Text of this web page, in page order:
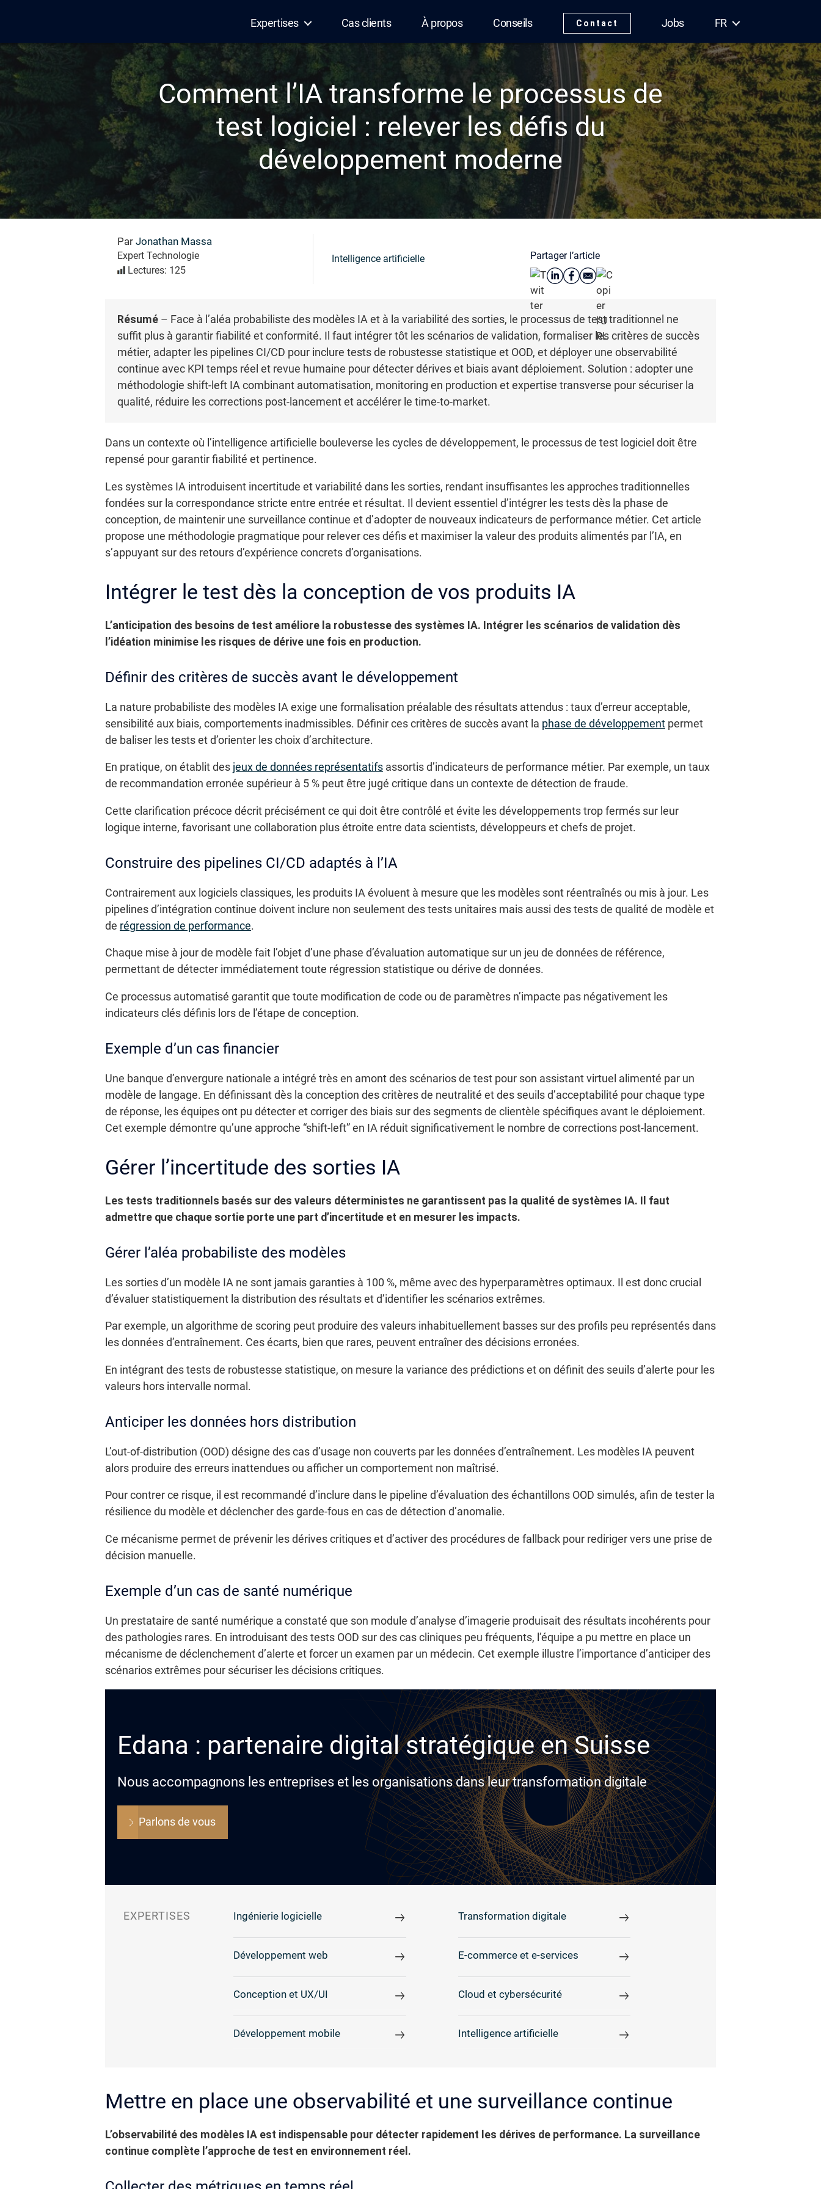
Expertises Cas clients À propos Conseils Contact Jobs FR
Comment l’IA transforme le processus de
test logiciel : relever les défis du
développement moderne
Par Jonathan Massa
Expert Technologie
Lectures: 125
Intelligence artificielle Partager l’article
Résumé – Face à l’aléa probabiliste des modèles IA et à la variabilité des sorties, le processus de test traditionnel ne
suffit plus à garantir fiabilité et conformité. Il faut intégrer tôt les scénarios de validation, formaliser les critères de succès
métier, adapter les pipelines CI/CD pour inclure tests de robustesse statistique et OOD, et déployer une observabilité
continue avec KPI temps réel et revue humaine pour détecter dérives et biais avant déploiement. Solution : adopter une
méthodologie shift-left IA combinant automatisation, monitoring en production et expertise transverse pour sécuriser la
qualité, réduire les corrections post-lancement et accélérer le time-to-market.
Dans un contexte où l’intelligence artificielle bouleverse les cycles de développement, le processus de test logiciel doit être
repensé pour garantir fiabilité et pertinence.
Les systèmes IA introduisent incertitude et variabilité dans les sorties, rendant insuffisantes les approches traditionnelles
fondées sur la correspondance stricte entre entrée et résultat. Il devient essentiel d’intégrer les tests dès la phase de
conception, de maintenir une surveillance continue et d’adopter de nouveaux indicateurs de performance métier. Cet article
propose une méthodologie pragmatique pour relever ces défis et maximiser la valeur des produits alimentés par l’IA, en
s’appuyant sur des retours d’expérience concrets d’organisations.
Intégrer le test dès la conception de vos produits IA
L’anticipation des besoins de test améliore la robustesse des systèmes IA. Intégrer les scénarios de validation dès
l’idéation minimise les risques de dérive une fois en production.
Définir des critères de succès avant le développement
La nature probabiliste des modèles IA exige une formalisation préalable des résultats attendus : taux d’erreur acceptable,
sensibilité aux biais, comportements inadmissibles. Définir ces critères de succès avant la phase de développement permet
de baliser les tests et d’orienter les choix d’architecture.
En pratique, on établit des jeux de données représentatifs assortis d’indicateurs de performance métier. Par exemple, un taux
de recommandation erronée supérieur à 5 % peut être jugé critique dans un contexte de détection de fraude.
Cette clarification précoce décrit précisément ce qui doit être contrôlé et évite les développements trop fermés sur leur
logique interne, favorisant une collaboration plus étroite entre data scientists, développeurs et chefs de projet.
Construire des pipelines CI/CD adaptés à l’IA
Contrairement aux logiciels classiques, les produits IA évoluent à mesure que les modèles sont réentraînés ou mis à jour. Les
pipelines d’intégration continue doivent inclure non seulement des tests unitaires mais aussi des tests de qualité de modèle et
de régression de performance.
Chaque mise à jour de modèle fait l’objet d’une phase d’évaluation automatique sur un jeu de données de référence,
permettant de détecter immédiatement toute régression statistique ou dérive de données.
Ce processus automatisé garantit que toute modification de code ou de paramètres n’impacte pas négativement les
indicateurs clés définis lors de l’étape de conception.
Exemple d’un cas financier
Une banque d’envergure nationale a intégré très en amont des scénarios de test pour son assistant virtuel alimenté par un
modèle de langage. En définissant dès la conception des critères de neutralité et des seuils d’acceptabilité pour chaque type
de réponse, les équipes ont pu détecter et corriger des biais sur des segments de clientèle spécifiques avant le déploiement.
Cet exemple démontre qu’une approche “shift-left” en IA réduit significativement le nombre de corrections post-lancement.
Gérer l’incertitude des sorties IA
Les tests traditionnels basés sur des valeurs déterministes ne garantissent pas la qualité de systèmes IA. Il faut
admettre que chaque sortie porte une part d’incertitude et en mesurer les impacts.
Gérer l’aléa probabiliste des modèles
Les sorties d’un modèle IA ne sont jamais garanties à 100 %, même avec des hyperparamètres optimaux. Il est donc crucial
d’évaluer statistiquement la distribution des résultats et d’identifier les scénarios extrêmes.
Par exemple, un algorithme de scoring peut produire des valeurs inhabituellement basses sur des profils peu représentés dans
les données d’entraînement. Ces écarts, bien que rares, peuvent entraîner des décisions erronées.
En intégrant des tests de robustesse statistique, on mesure la variance des prédictions et on définit des seuils d’alerte pour les
valeurs hors intervalle normal.
Anticiper les données hors distribution
L’out-of-distribution (OOD) désigne des cas d’usage non couverts par les données d’entraînement. Les modèles IA peuvent
alors produire des erreurs inattendues ou afficher un comportement non maîtrisé.
Pour contrer ce risque, il est recommandé d’inclure dans le pipeline d’évaluation des échantillons OOD simulés, afin de tester la
résilience du modèle et déclencher des garde-fous en cas de détection d’anomalie.
Ce mécanisme permet de prévenir les dérives critiques et d’activer des procédures de fallback pour rediriger vers une prise de
décision manuelle.
Exemple d’un cas de santé numérique
Un prestataire de santé numérique a constaté que son module d’analyse d’imagerie produisait des résultats incohérents pour
des pathologies rares. En introduisant des tests OOD sur des cas cliniques peu fréquents, l’équipe a pu mettre en place un
mécanisme de déclenchement d’alerte et forcer un examen par un médecin. Cet exemple illustre l’importance d’anticiper des
scénarios extrêmes pour sécuriser les décisions critiques.
Edana : partenaire digital stratégique en Suisse
Nous accompagnons les entreprises et les organisations dans leur transformation digitale
Parlons de vous
EXPERTISES Ingénierie logicielle Transformation digitale
Développement web E-commerce et e-services
Conception et UX/UI Cloud et cybersécurité
Développement mobile Intelligence artificielle
Mettre en place une observabilité et une surveillance continue
L’observabilité des modèles IA est indispensable pour détecter rapidement les dérives de performance. La surveillance
continue complète l’approche de test en environnement réel.